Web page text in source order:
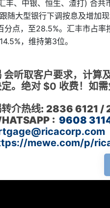
丰、中银、恒生、渣打) 合
随大型银行下调按息及增加
分点，至28.5%。汇丰市占
，维持第3位。
会听取客户要求，计算
。绝对 $0 收费！如
介热线: 2836 6121 /
: 9608
mewe.com/p/